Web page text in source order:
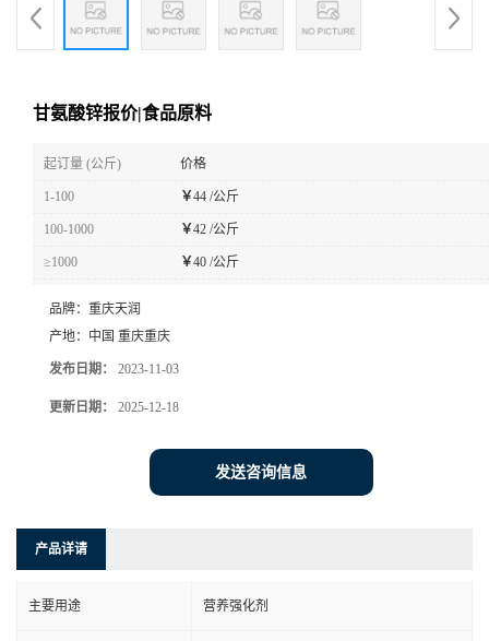
甘氨酸锌报价|食品原料
起订量 (公斤) 价格
1-100 ￥44 /公斤
100-1000 ￥42 /公斤
≥1000 ￥40 /公斤
品牌： 重庆天润
产地： 中国 重庆重庆
发布日期： 2023-11-03
更新日期： 2025-12-18
发送咨询信息
产品详请
主要用途 营养强化剂